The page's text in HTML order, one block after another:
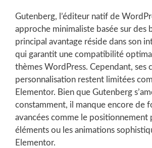
Gutenberg, l’éditeur natif de
approche minimaliste basée sur des
principal avantage réside dans son
qui garantit une compatibilité
thèmes WordPress. Cependant, ses
personnalisation restent limitées
Elementor. Bien que Gutenberg
constamment, il manque encore de
avancées comme le positionnement
éléments ou les animations
Elementor.